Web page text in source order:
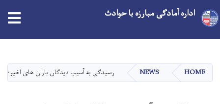
main
content
اداره آمادگی مبارزه با حوادث
HOME
NEWS رسیدگی به آسیب دیدگان باران های اخیر؛ ۱۸۰خانواده در پنجشیر مواد غذایی دریافت کردند